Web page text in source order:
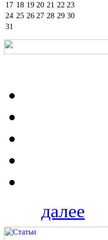
17 18 19 20 21 22 23
24 25 26 27 28 29 30
31
далее